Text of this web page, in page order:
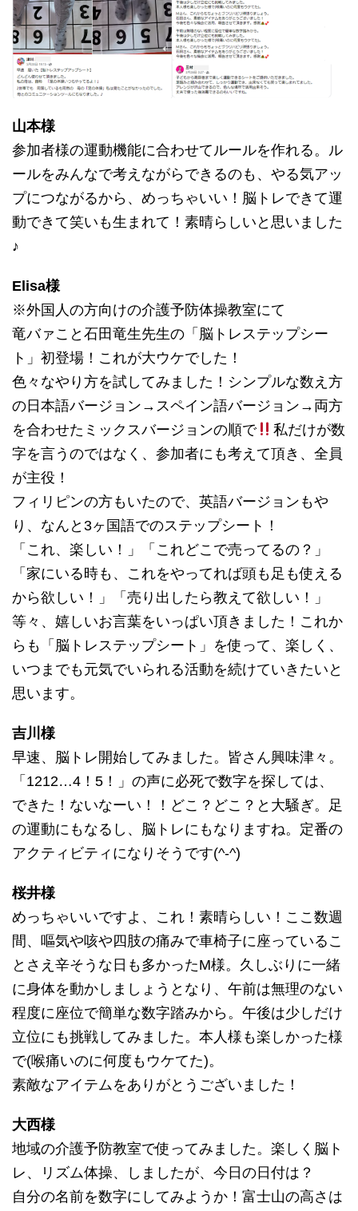
山本様
参加者様の運動機能に合わせてルールを作れる。ル
ールをみんなで考えながらできるのも、やる気アッ
プにつながるから、めっちゃいい！脳トレできて運
動できて笑いも生まれて！素晴らしいと思いました
♪
Elisa様
※外国人の方向けの介護予防体操教室にて
竜バァこと石田竜生先生の「脳トレステップシー
ト」初登場！これが大ウケでした！
色々なやり方を試してみました！シンプルな数え方
の日本語バージョン→スペイン語バージョン→両方
を合わせたミックスバージョンの順で
私だけが数
字を言うのではなく、参加者にも考えて頂き、全員
が主役！
フィリピンの方もいたので、英語バージョンもや
り、なんと3ヶ国語でのステップシート！
「これ、楽しい！」「これどこで売ってるの？」
「家にいる時も、これをやってれば頭も足も使える
から欲しい！」「売り出したら教えて欲しい！」
等々、嬉しいお言葉をいっぱい頂きました！これか
らも「脳トレステップシート」を使って、楽しく、
いつまでも元気でいられる活動を続けていきたいと
思います。
吉川様
早速、脳トレ開始してみました。皆さん興味津々。
「1212…4！5！」の声に必死で数字を探しては、
できた！ないなーい！！どこ？どこ？と大騒ぎ。足
の運動にもなるし、脳トレにもなりますね。定番の
アクティビティになりそうです(^-^)
桜井様
めっちゃいいですよ、これ！素晴らしい！ここ数週
間、嘔気や咳や四肢の痛みで車椅子に座っているこ
とさえ辛そうな日も多かったM様。久しぶりに一緒
に身体を動かしましょうとなり、午前は無理のない
程度に座位で簡単な数字踏みから。午後は少しだけ
立位にも挑戦してみました。本人様も楽しかった様
で(喉痛いのに何度もウケてた)。
素敵なアイテムをありがとうございました！
大西様
地域の介護予防教室で使ってみました。楽しく脳ト
レ、リズム体操、しましたが、今日の日付は？
自分の名前を数字にしてみようか！富士山の高さは